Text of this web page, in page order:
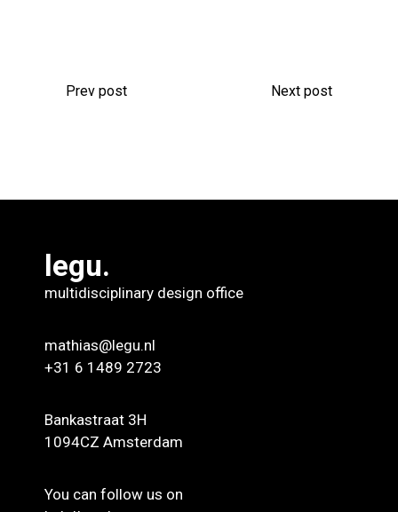
Prev post Next post
legu.
multidisciplinary design office
mathias@legu.nl
+31 6 1489 2723
Bankastraat 3H
1094CZ Amsterdam
You can follow us on